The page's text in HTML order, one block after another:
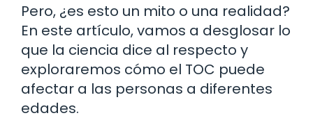
Pero, ¿es esto un mito o una realidad?
En este artículo, vamos a desglosar lo
que la ciencia dice al respecto y
exploraremos cómo el TOC puede
afectar a las personas a diferentes
edades.